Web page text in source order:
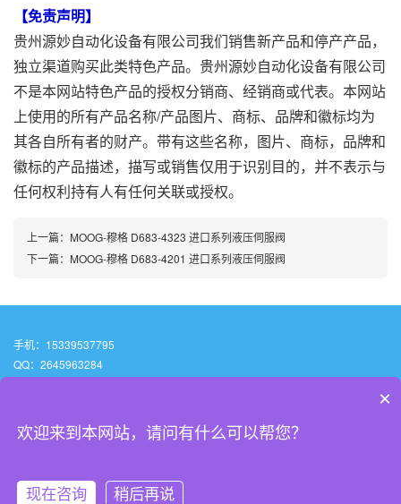
【免责声明】
贵州源妙自动化设备有限公司我们销售新产品和停产产品，
独立渠道购买此类特色产品。贵州源妙自动化设备有限公司
不是本网站特色产品的授权分销商、经销商或代表。本网站
上使用的所有产品名称/产品图片、商标、品牌和徽标均为
其各自所有者的财产。带有这些名称，图片、商标，品牌和
徽标的产品描述，描写或销售仅用于识别目的，并不表示与
任何权利持有人有任何关联或授权。
上一篇： MOOG-穆格 D683-4323 进口系列液压伺服阀
下一篇： MOOG-穆格 D683-4201 进口系列液压伺服阀
手机：15339537795
QQ：2645963284
地址：贵州省安顺市西秀区北街街道虹山湖路42号虹山大酒店（百灵.希尔顿逸
Copyright © 2022 贵州源妙自动化设备有限公司 All Rights Reserved.
×
欢迎来到本网站，请问有什么可以帮您？
现在咨询 稍后再说